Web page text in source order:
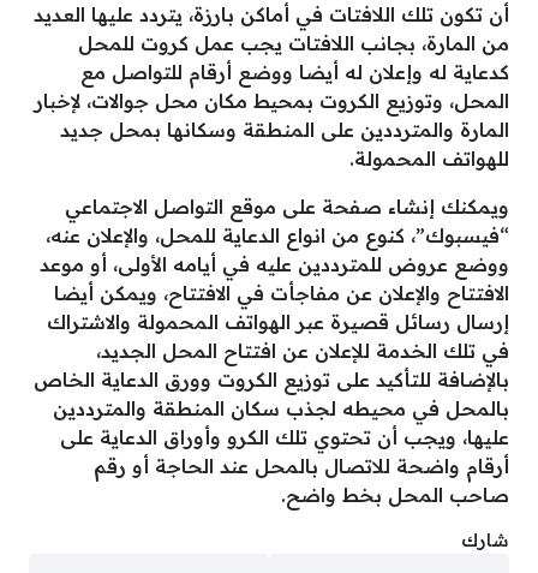
أن تكون تلك اللافتات في أماكن بارزة، يتردد عليها العديد
من المارة، بجانب اللافتات يجب عمل كروت للمحل
كدعاية له وإعلان له أيضا ووضع أرقام للتواصل مع
المحل، وتوزيع الكروت بمحيط مكان محل جوالات، لإخبار
المارة والمترددين على المنطقة وسكانها بمحل جديد
للهواتف المحمولة.
ويمكنك إنشاء صفحة على موقع التواصل الاجتماعي
“فيسبوك”، كنوع من انواع الدعاية للمحل، والإعلان عنه،
ووضع عروض للمترددين عليه في أيامه الأولى، أو موعد
الافتتاح والإعلان عن مفاجأت في الافتتاح، ويمكن أيضا
إرسال رسائل قصيرة عبر الهواتف المحمولة والاشتراك
في تلك الخدمة للإعلان عن افتتاح المحل الجديد،
بالإضافة للتأكيد على توزيع الكروت وورق الدعاية الخاص
بالمحل في محيطه لجذب سكان المنطقة والمترددين
عليها، ويجب أن تحتوي تلك الكرو وأوراق الدعاية على
أرقام واضحة للاتصال بالمحل عند الحاجة أو رقم
صاحب المحل بخط واضح.
شارك